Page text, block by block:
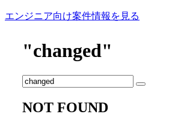
エンジニア向け案件情報を見る
"changed"
NOT FOUND